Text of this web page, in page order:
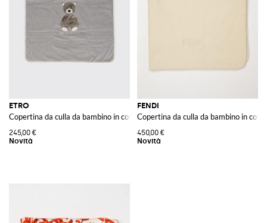
ETRO
Copertina da culla da bambino in cotone con stampa Teddy Bear e logo
245,00 €
FENDI
Copertina da culla da bambino in
450,00 €